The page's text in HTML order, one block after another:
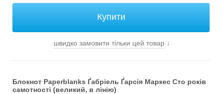
швидко замовити тільки цей товар↓
Блокнот Paperblanks Ґабріель Ґарсія Маркес Сто років
самотності (великий, в лінію)